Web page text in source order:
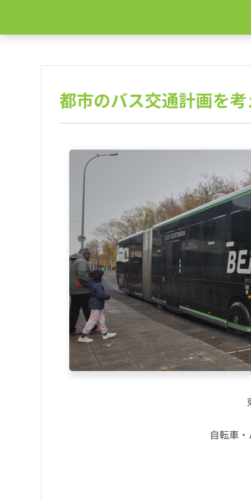
都市のバス交通計画を考
自転車